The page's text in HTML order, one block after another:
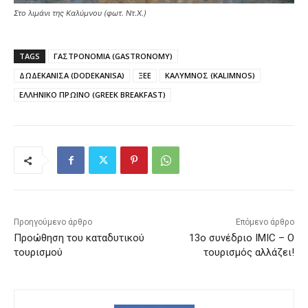
Στο λιμάνι της Καλύμνου (φωτ. Ντ.Χ.)
TAGS
ΓΑΣΤΡΟΝΟΜΙΑ (GASTRONOMY)
ΔΩΔΕΚΑΝΙΣΑ (DODEKANISA)
ΞΕΕ
ΚΑΛΥΜΝΟΣ (KALIMNOS)
ΕΛΛΗΝΙΚΟ ΠΡΩΙΝΟ (GREEK BREAKFAST)
Προηγούμενο άρθρο
Προώθηση του καταδυτικού
τουρισμού
Επόμενο άρθρο
13ο συνέδριο IMIC – Ο
τουρισμός αλλάζει!